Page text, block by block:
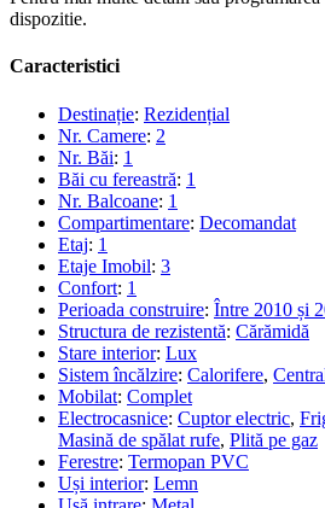
dispozitie.
Caracteristici
Destinație: Rezidențial
Nr. Camere: 2
Nr. Băi: 1
Băi cu fereastră: 1
Nr. Balcoane: 1
Compartimentare: Decomandat
Etaj: 1
Etaje Imobil: 3
Confort: 1
Perioada construire: Între 2010 și
Structura de rezistentă: Cărămidă
Stare interior: Lux
Sistem încălzire: Calorifere,
Mobilat: Complet
Electrocasnice: Cuptor electric,
Masină de spălat rufe, Plită pe gaz
Ferestre: Termopan PVC
Uși interior: Lemn